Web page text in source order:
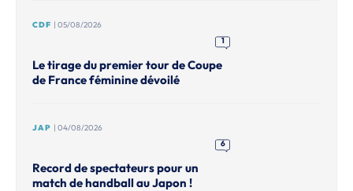
CDF | 05/08/2026
1
Le tirage du premier tour de Coupe
de France féminine dévoilé
JAP | 04/08/2026
6
Record de spectateurs pour un
match de handball au Japon !